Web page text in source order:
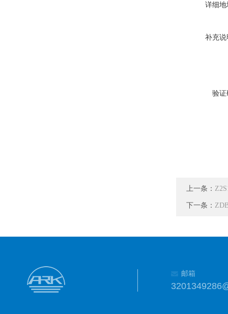
详细
补充
验
上一条：
下一条：
邮箱